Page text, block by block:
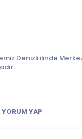
Denizli ilinde
YAP